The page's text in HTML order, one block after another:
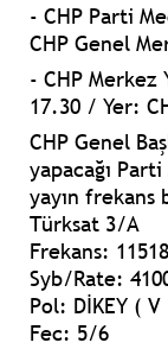
- ⁠CHP Parti
CHP Genel
- CHP Merkez
17.30 / Yer:
CHP Genel
yapacağı Parti
yayın
Türksat 3/A
Frekans: 11518
Syb/Rate:
Pol: DİKEY ( V
Fec: 5/6